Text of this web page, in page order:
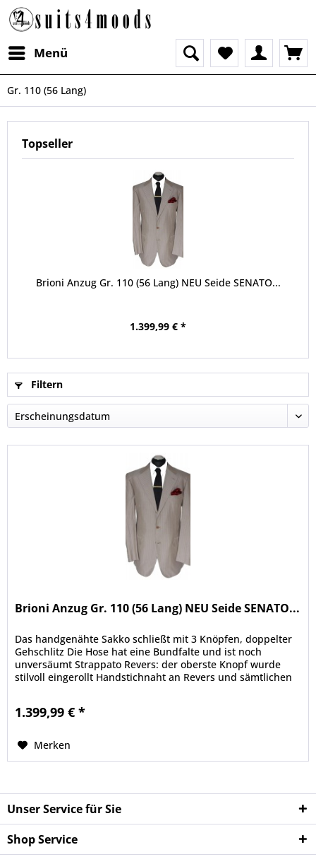
Menü
Gr. 110 (56 Lang)
Topseller
Brioni Anzug Gr. 110 (56 Lang) NEU Seide SENATO...
1.399,99 € *
Filtern
Brioni Anzug Gr. 110 (56 Lang) NEU Seide SENATO...
Das handgenähte Sakko schließt mit 3 Knöpfen, doppelter
Gehschlitz Die Hose hat eine Bundfalte und ist noch
unversäumt Strappato Revers: der oberste Knopf wurde
stilvoll eingerollt Handstichnaht an Revers und sämtlichen
1.399,99 € *
Merken
Unser Service für Sie
Shop Service